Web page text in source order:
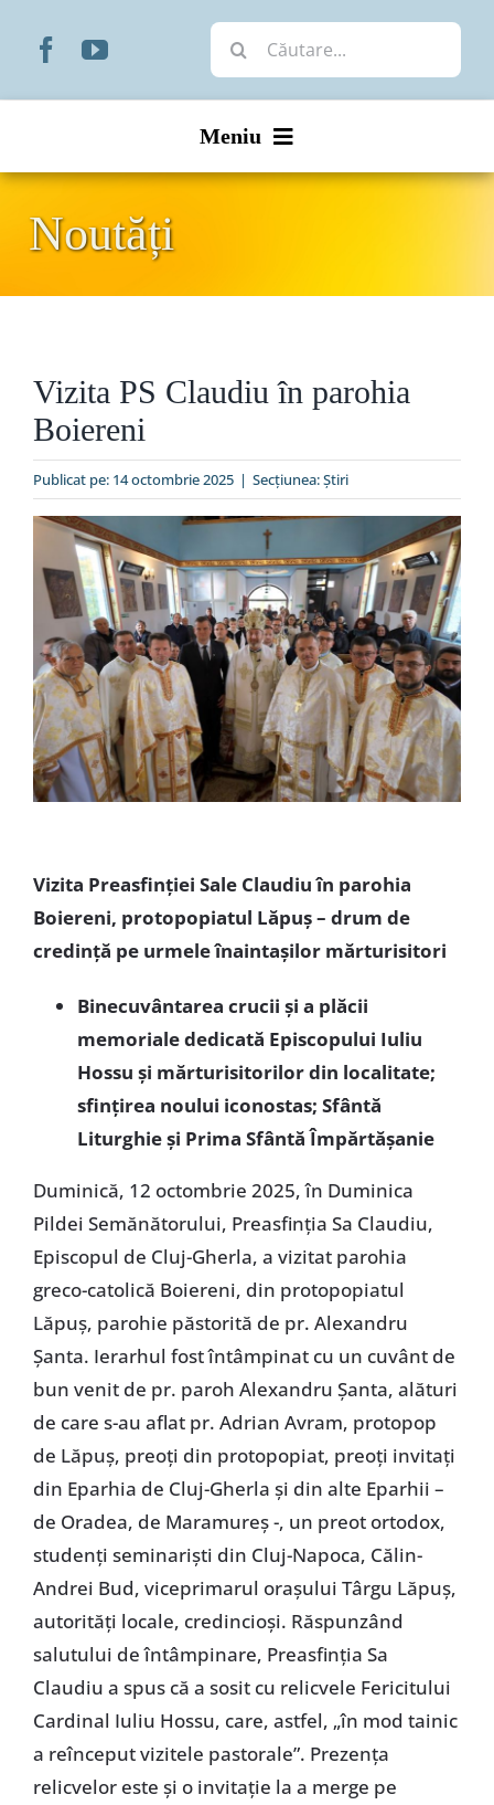
Cautare...
Meniu
Organizare
Liturgic
Special
Noutăți
Vizita PS Claudiu în parohia
Boiereni
Publicat pe: 14 octombrie 2025 | Secțiunea:Ştiri
Vizita Preasfinției Sale Claudiu în parohia
Boiereni, protopopiatul Lăpuș – drum de
credință pe urmele înaintașilor mărturisitori
Binecuvântarea crucii și a plăcii
memoriale dedicată Episcopului Iuliu
Hossu și mărturisitorilor din localitate;
sfințirea noului iconostas; Sfântă
Liturghie și Prima Sfântă Împărtășanie
Duminică, 12 octombrie 2025, în Duminica
Pildei Semănătorului, Preasfinția Sa Claudiu,
Episcopul de Cluj-Gherla, a vizitat parohia
greco-catolică Boiereni, din protopopiatul
Lăpuș, parohie păstorită de pr. Alexandru
Șanta. Ierarhul fost întâmpinat cu un cuvânt de
bun venit de pr. paroh Alexandru Șanta, alături
de care s-au aflat pr. Adrian Avram, protopop
de Lăpuș, preoți din protopopiat, preoți invitați
din Eparhia de Cluj-Gherla și din alte Eparhii –
de Oradea, de Maramureș -, un preot ortodox,
studenți seminariști din Cluj-Napoca, Călin-
Andrei Bud, viceprimarul orașului Târgu Lăpuș,
autorități locale, credincioși. Răspunzând
salutului de întâmpinare, Preasfinția Sa
Claudiu a spus că a sosit cu relicvele Fericitului
Cardinal Iuliu Hossu, care, astfel, „în mod tainic
a reînceput vizitele pastorale”. Prezența
relicvelor este și o invitație la a merge pe